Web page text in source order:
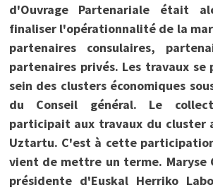
d'Ouvrage Partenariale était
finaliser l'opérationnalité de la
partenaires consulaires,
partenaires privés. Les travaux se
sein des clusters économiques
du Conseil général. Le
participait aux travaux du cluster
Uztartu. C'est à cette
vient de mettre un terme. Maryse
présidente d'Euskal Herriko